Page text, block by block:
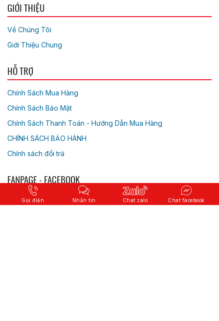
GIỚI THIỆU
Về Chúng Tôi
Giới Thiệu Chung
HỖ TRỢ
Chính Sách Mua Hàng
Chính Sách Bảo Mật
Chính Sách Thanh Toán - Hướng Dẫn Mua Hàng
CHÍNH SÁCH BẢO HÀNH
Chính sách đổi trả
FANPAGE - FACEBOOK
Gọi điện Nhắn tin Chat zalo Chat facebook